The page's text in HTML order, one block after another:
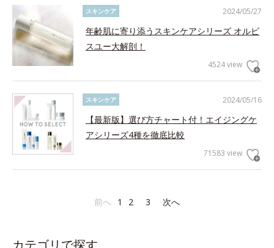
2024/05/27
スキンケア
年齢肌に寄り添うスキンケアシリーズ オルビ
スユー大解剖！
4524 view
2024/05/16
スキンケア
【最新版】選び方チャート付！エイジングケ
アシリーズ4種を徹底比較
71583 view
前へ 1 2 3 次へ
カテゴリで探す